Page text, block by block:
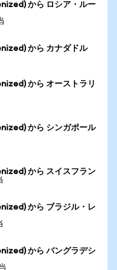
から ロシア・ルー
から カナダドル
から オーストラリ
から シンガポール
から スイスフラン
から ブラジル・レ
から バングラデシ